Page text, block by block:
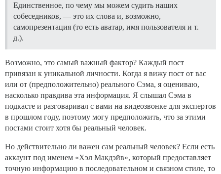
Единственное, по чему мы можем судить наших
собеседников, — это их слова и, возможно,
самопрезентация (то есть аватар, имя пользователя и т.
д.).
Возможно, это самый важный фактор? Каждый пост
привязан к уникальной личности. Когда я вижу пост от вас
или от (предположительно) реального Сэма, я оцениваю,
насколько правдива эта информация. Я слышал Сэма в
подкасте и разговаривал с вами на видеозвонке для экспертов
в прошлом году, поэтому могу предположить, что за этими
постами стоит хотя бы реальный человек.
Но действительно ли важен сам реальный человек? Если есть
аккаунт под именем «Хэл Макдэйв», который предоставляет
точную информацию в последовательном и связном стиле, то